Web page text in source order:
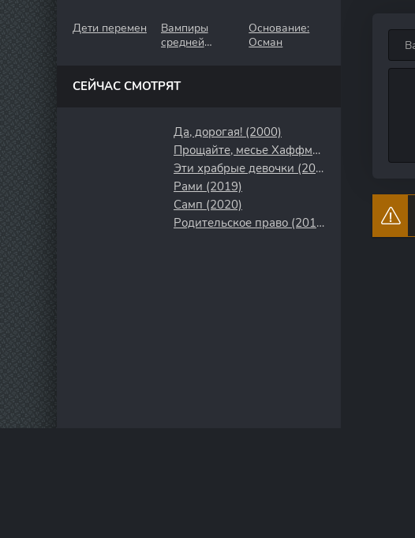
Дети перемен
Вампиры
средней
Основание:
Осман
СЕЙЧАС СМОТРЯТ
Да, дорогая! (2000)
Прощайте, месье Хаффманн (2021)
Эти храбрые девочки (2023)
Рами (2019)
Самп (2020)
Родительское право (2018)